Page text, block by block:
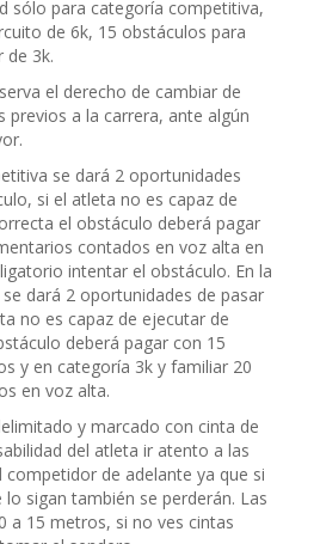
sólo para categoría competitiva,
de 6k, 15 obstáculos para
de 3k.
el derecho de cambiar de
a la carrera, ante algún
se dará 2 oportunidades
si el atleta no es capaz de
el obstáculo deberá pagar
contados en voz alta en
intentar el obstáculo. En la
dará 2 oportunidades de pasar
no es capaz de ejecutar de
deberá pagar con 15
y en categoría 3k y familiar 20
en voz alta.
y marcado con cinta de
del atleta ir atento a las
competidor de adelante ya que si
sigan también se perderán. Las
a 15 metros, si no ves cintas